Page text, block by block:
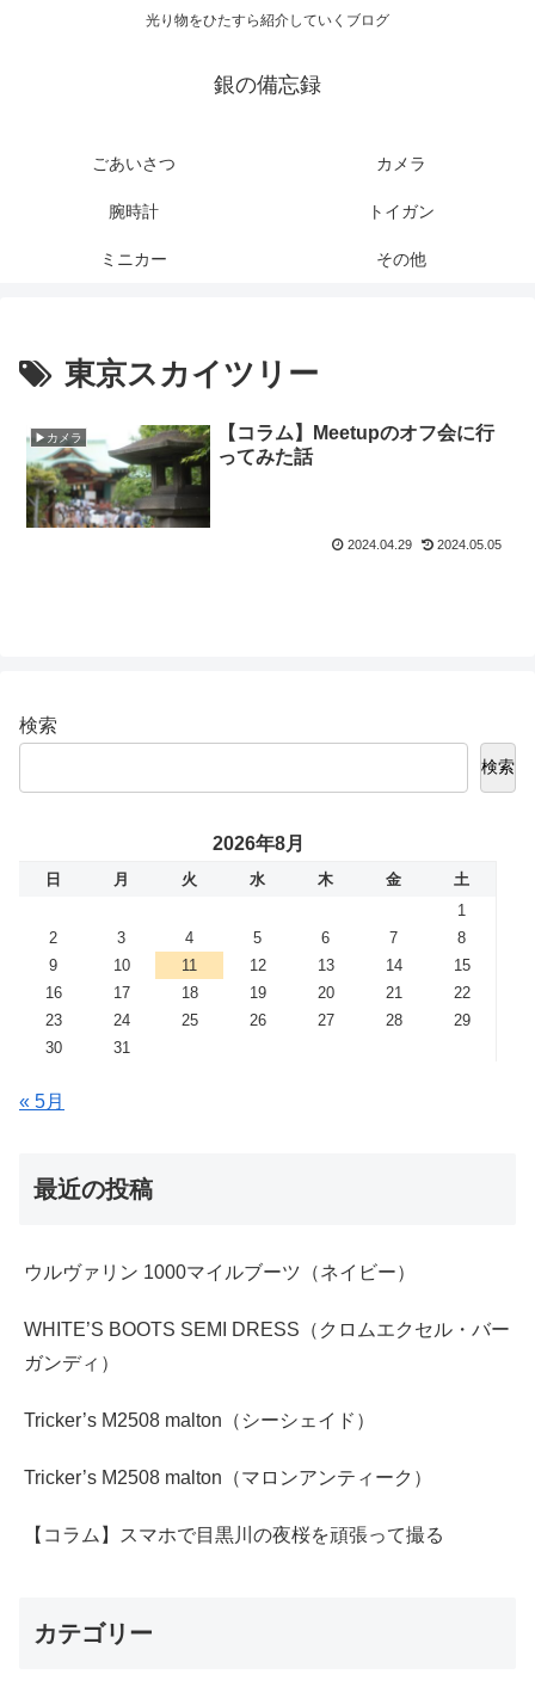
光り物をひたすら紹介していくブログ
銀の備忘録
ごあいさつ カメラ
腕時計 トイガン
ミニカー その他
東京スカイツリー
▶カメラ
【コラム】Meetupのオフ会に行
ってみた話
2024.04.29 2024.05.05
検索
検索
2026年8月
日 月 火 水 木 金
土
1
2
3 4 5 6 7
8
9
10 11 12 13 14
15
16
17 18 19 20 21
22
23
24 25 26 27 28
29
30
31
« 5月
最近の投稿
ウルヴァリン 1000マイルブーツ（ネイビー）
WHITE’S BOOTS SEMI DRESS（クロムエクセル・バー
ガンディ）
Tricker’s M2508 malton（シーシェイド）
Tricker’s M2508 malton（マロンアンティーク）
【コラム】スマホで目黒川の夜桜を頑張って撮る
カテゴリー